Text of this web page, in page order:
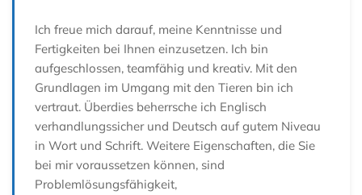
Ich freue mich darauf, meine Kenntnisse und
Fertigkeiten bei Ihnen einzusetzen. Ich bin
aufgeschlossen, teamfähig und kreativ. Mit den
Grundlagen im Umgang mit den Tieren bin ich
vertraut. Überdies beherrsche ich Englisch
verhandlungssicher und Deutsch auf gutem Niveau
in Wort und Schrift. Weitere Eigenschaften, die Sie
bei mir voraussetzen können, sind
Problemlösungsfähigkeit,